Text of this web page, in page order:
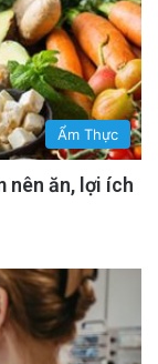
Ẩm Thực
nên ăn, lợi ích